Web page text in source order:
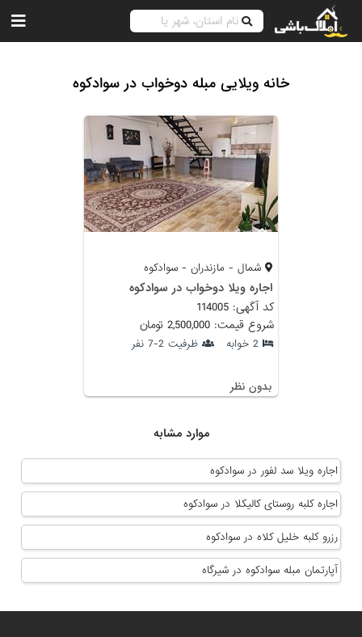
خانه ویلایی مبله دوخواب در سوادکوه
شمال - مازندران - سوادکوه
اجاره ویلا دوخواب در سوادکوه
کد آگهی: 114005
شروع قیمت: 2,500,000 تومان
2 خوابه ظرفیت 2-7 نفر
بدون نظر
موارد مشابه
اجاره ویلا سد لفور در سوادکوه
اجاره کلبه روستای کالیکلا در سوادکوه
رزرو کلبه خلیل کلاه در سوادکوه
آپارتمان مبله سوادکوه در شیرگاه